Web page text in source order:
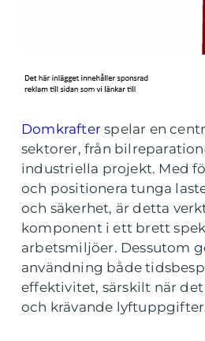
Domkrafter spelar en
sektorer, från
industriella projekt. Med
och positionera tunga
och säkerhet, är detta
komponent i ett brett
arbetsmiljöer. Dessutom
användning både
effektivitet, särskilt när
och krävande